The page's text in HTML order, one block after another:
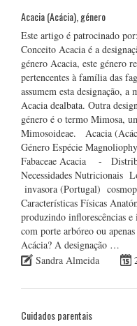
Acacia (Acácia), género
Este artigo é patrocinado
Conceito Acacia é a
género Acacia, este género
pertencentes à família das
assumem esta designação,
Acacia dealbata. Outra
género é o termo Mimosa,
Mimosoideae. Acacia
Género Espécie
Fabaceae Acacia - Distrib.
Necessidades Nutricionais
invasora (Portugal)
Características Físicas
produzindo inflorescências
com porte arbóreo ou
Acácia? A designação …
Sandra Almeida
Cuidados parentais